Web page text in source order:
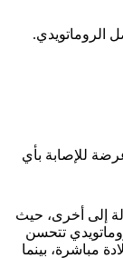
الروماتويدي.
للإصابة بأي
إلى أخرى، حيث
تتحسن
مباشرة، بينما